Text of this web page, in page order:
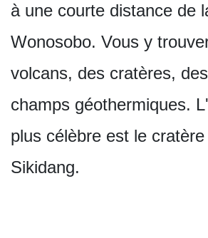
à une courte distance de
Wonosobo. Vous y
volcans, des cratères,
champs géothermiques.
plus célèbre est le
Sikidang.